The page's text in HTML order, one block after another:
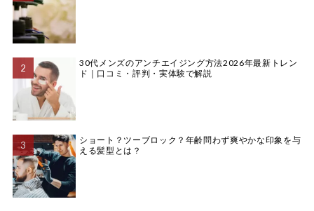
30代メンズのアンチエイジング方法2026年最新トレン
ド｜口コミ・評判・実体験で解説
ショート？ツーブロック？年齢問わず爽やかな印象を与
える髪型とは？